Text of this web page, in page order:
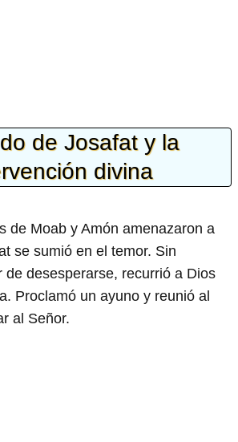
de Josafat y la
divina
de Moab y Amón amenazaron a
se sumió en el temor. Sin
de desesperarse, recurrió a Dios
Proclamó un ayuno y reunió al
al Señor.